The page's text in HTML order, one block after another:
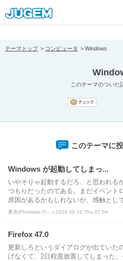
[pear_error: message="Success"
prefix="" info=""]
テーマトップ コンピュータ Windows
このテーマのついた
このテーマに
Windows が起動してしまっ...
いやそりゃ起動するだろ、と思われる
つもりだったのである。まだイベント
原因があるかもしれないが、感触とし
裏表(Phinloda の... | 2016.06.16 Thu 07:06
Firefox 47.0
更新しろというダイアログが出ていた
げなくて、2日程度放置してしまった